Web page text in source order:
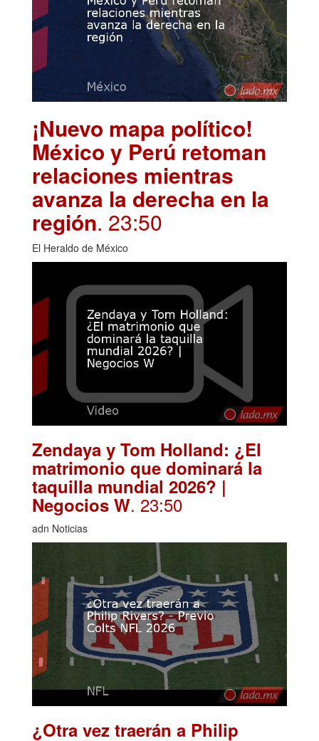
¡Nuevo mapa político!
México y Perú retoman
relaciones mientras
avanza la derecha en la
región. 23:50
El Heraldo de México
Zendaya y Tom Holland: ¿El
matrimonio que dominará la
taquilla mundial 2026? |
Negocios W. 23:50
adn Noticias
¿Otra vez traerán a Philip